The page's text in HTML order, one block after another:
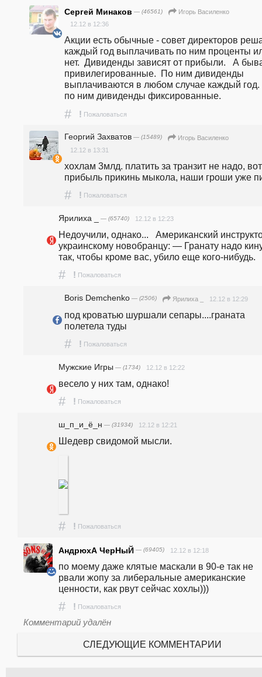
Сергей Минаков — (46561)
Игорь Василенко
12.12 в 12:36
Акции есть обычные - совет директоров
каждый год выплачивать по ним проценты
нет.  Дивиденды зависят от прибыли.   А
привилегированные.  По ним дивиденды
выплачиваются в любом случае каждый
по ним дивиденды фиксированные.
# ! Пожаловаться
Георгий Захватов — (15489)
Игорь Василенко
12.12 в 13:31
хохлам 3млд. платить за транзит не надо,
прибыль прикинь мыкола, наши гроши уже
# ! Пожаловаться
Ярилиха _ — (65740) 12.12 в 12:23
Недоучили, однако...   Американский
украинскому новобранцу: — Гранату надо
так, чтобы кроме вас, убило еще кого-нибудь.
# ! Пожаловаться
Boris Demchenko — (2506) Ярилиха _ 12.12 в 12:29
под кроватью шуршали сепары....граната
полетела туды
# ! Пожаловаться
Мужские Игры — (1734) 12.12 в 12:22
весело у них там, однако!
# ! Пожаловаться
ш_п_и_ё_н — (31934) 12.12 в 12:21
Шедевр свидомой мысли.
# ! Пожаловаться
АндрюхА ЧерНыЙ — (69405) 12.12 в 12:18
по моему даже клятые маскали в 90-е так не
рвали жопу за либеральные американские
ценности, как рвут сейчас хохлы)))
# ! Пожаловаться
Комментарий удалён
СЛЕДУЮЩИЕ КОММЕНТАРИИ